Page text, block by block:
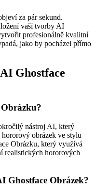
za pár sekund.
vaší tvorby AI
profesionálně kvalitní
jako by pocházel přímo
Ghostface
nástroj AI, který
obrázek ve stylu
Obrázku, který využívá
realistických hororových
Ghostface Obrázek?